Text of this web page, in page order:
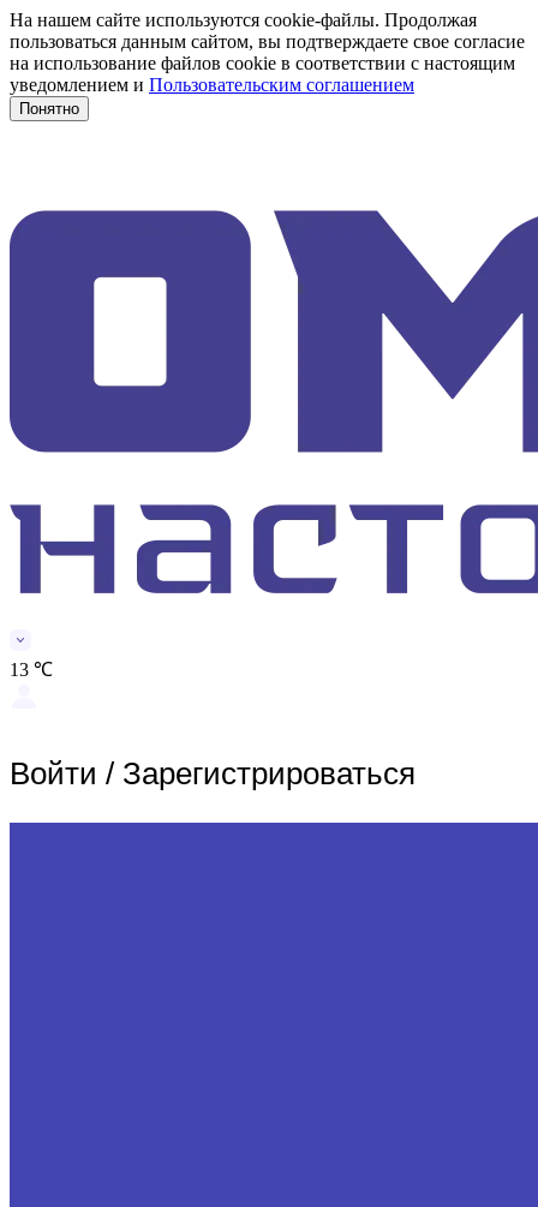
На нашем сайте используются cookie-файлы. Продолжая
пользоваться данным сайтом, вы подтверждаете свое согласие
на использование файлов cookie в соответствии с настоящим
уведомлением и Пользовательским соглашением
Понятно
13 ℃
Войти / Зарегистрироваться